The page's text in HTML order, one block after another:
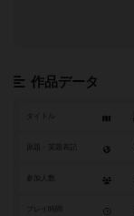
作品データ
タイトル
参加人数